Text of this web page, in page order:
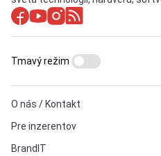
O nás / Kontakt
Pre inzerentov
BrandIT
Tmavý režim